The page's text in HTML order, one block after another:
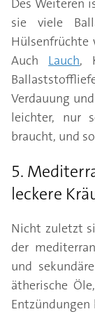
Des Weiteren
sie viele
Hülsenfrüchte
Auch Lauch,
Verdauung
leichter, nur
braucht, und
5.
leckere
Nicht zuletzt
der
und
ätherische